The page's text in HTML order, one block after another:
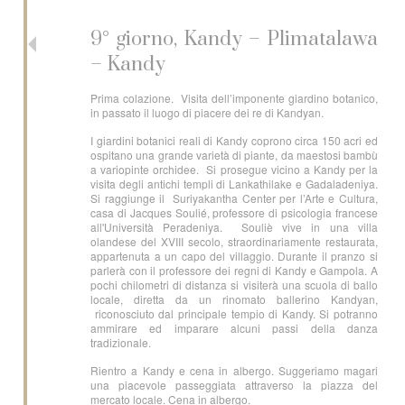
9° giorno, Kandy – Plimatalawa
– Kandy
Prima colazione. Visita dell’imponente giardino botanico,
in passato il luogo di piacere dei re di Kandyan.
I giardini botanici reali di Kandy coprono circa 150 acri ed
ospitano una grande varietà di piante, da maestosi bambù
a variopinte orchidee. Si prosegue vicino a Kandy per la
visita degli antichi templi di Lankathilake e Gadaladeniya.
Si raggiunge il Suriyakantha Center per l’Arte e Cultura,
casa di Jacques Soulié, professore di psicologia francese
all'Università Peradeniya. Souliè vive in una villa
olandese del XVIII secolo, straordinariamente restaurata,
appartenuta a un capo del villaggio. Durante il pranzo si
parlerà con il professore dei regni di Kandy e Gampola. A
pochi chilometri di distanza si visiterà una scuola di ballo
locale, diretta da un rinomato ballerino Kandyan,
riconosciuto dal principale tempio di Kandy. Si potranno
ammirare ed imparare alcuni passi della danza
tradizionale.
Rientro a Kandy e cena in albergo. Suggeriamo magari
una piacevole passeggiata attraverso la piazza del
mercato locale. Cena in albergo.